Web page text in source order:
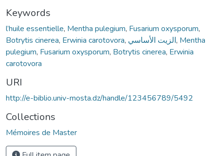
Keywords
l’huile essentielle, Mentha pulegium, Fusarium oxysporum,
Botrytis cinerea, Erwinia carotovora, الزیت الأساسي, Mentha
pulegium, Fusarium oxysporum, Botrytis cinerea, Erwinia
carotovora
URI
http://e-biblio.univ-mosta.dz/handle/123456789/5492
Collections
Mémoires de Master